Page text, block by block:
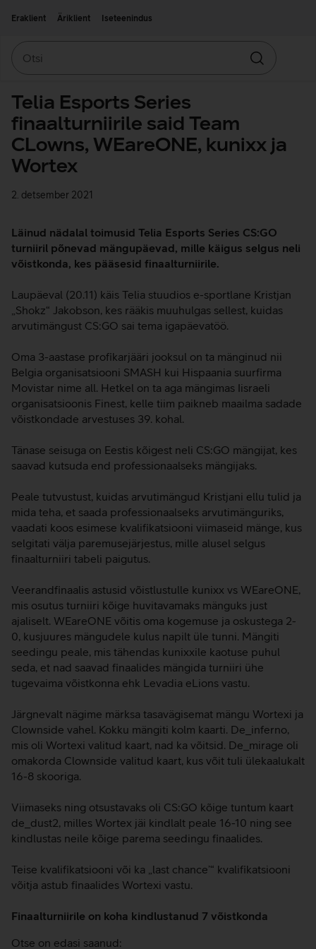
Eraklient
Äriklient Iseteenindus
Otsin
Telia Esports Series
finaalturniirile said Team
CLowns, WEareONE, kunixx ja
Wortex
2. detsember 2021
Läinud nädalal toimusid Telia Esports Series CS:GO
turniiril põnevad mängupäevad, mille käigus selgus neli
võistkonda, kes pääsesid finaalturniirile.
Laupäeval (20.11) käis Telia stuudios e-sportlane Kristjan
„Shokz“ Jakobson, kes rääkis muuhulgas sellest, kuidas
arvutimängust CS:GO sai tema igapäevatöö.
Oma 3-aastase profikarjääri jooksul on ta mänginud nii
Belgia organisatsiooni SMASH kui Hispaania suurfirma
Movistar nime all. Hetkel on ta aga mängimas Iisraeli
organisatsioonis Finest, kelle tiim paikneb maailma sadade
võistkondade arvestuses 39. kohal.
Tänase seisuga on Eestis kõigest neli CS:GO mängijat, kes
saavad kutsuda end professionaalseks mängijaks.
Peale tutvustust, kuidas arvutimängud Kristjani ellu tulid ja
mida teha, et saada professionaalseks arvutimänguriks,
vaadati koos esimese kvalifikatsiooni viimaseid mänge, kus
selgitati välja paremusejärjestus, mille alusel selgus
finaalturniiri tabeli paigutus.
Veerandfinaalis astusid võistlustulle kunixx vs WEareONE,
mis osutus turniiri kõige huvitavamaks mänguks just
ajaliselt. WEareONE võitis oma kogemuse ja oskustega 2-
0, kusjuures mängudele kulus napilt üle tunni. Mängiti
seedingu peale, mis tähendas kunixxile kaotuse puhul
seda, et nad saavad finaalides mängida turniiri ühe
tugevaima võistkonna ehk Levadia eLions vastu.
Järgnevalt nägime märksa tasavägisemat mängu Wortexi ja
Clownside vahel. Kokku mängiti kolm kaarti. De_inferno,
mis oli Wortexi valitud kaart, nad ka võitsid. De_mirage oli
omakorda Clownside valitud kaart, kus võit tuli ülekaalukalt
16-8 skooriga.
Viimaseks ning otsustavaks oli CS:GO kõige tuntum kaart
de_dust2, milles Wortex jäi kindlalt peale 16-10 ning see
kindlustas neile kõige parema seedingu finaalides.
Teise kvalifikatsiooni või ka „last chance’“ kvalifikatsiooni
võitja astub finaalides Wortexi vastu.
Finaalturniirile on koha kindlustanud 7 võistkonda
Otse on edasi saanud: